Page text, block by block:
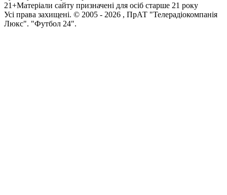
21+Матеріали сайту призначені для осіб старше 21 року
Усi права захищенi. © 2005 - 2026 , ПрАТ "Телерадіокомпанія
Люкс". "Футбол 24".